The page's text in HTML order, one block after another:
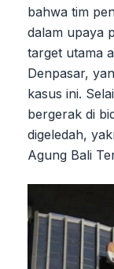
bahwa tim
dalam upaya
target utama
Denpasar,
kasus ini.
bergerak di
digeledah,
Agung Bali